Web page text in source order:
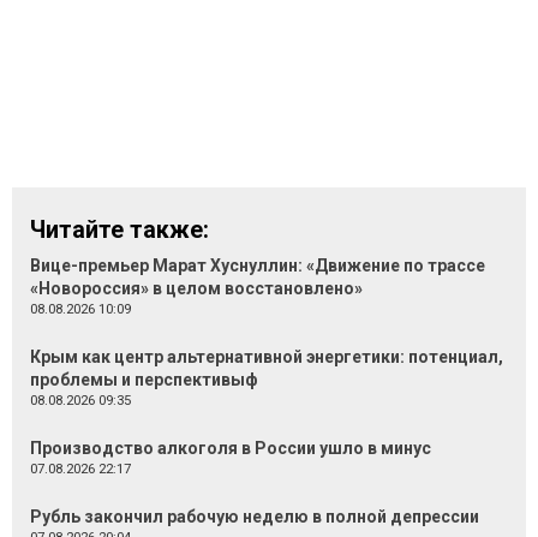
Читайте также:
Вице-премьер Марат Хуснуллин: «Движение по трассе
«Новороссия» в целом восстановлено»
08.08.2026 10:09
Крым как центр альтернативной энергетики: потенциал,
проблемы и перспективыф
08.08.2026 09:35
Производство алкоголя в России ушло в минус
07.08.2026 22:17
Рубль закончил рабочую неделю в полной депрессии